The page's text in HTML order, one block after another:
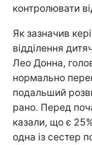
контролювати
Як зазначив
відділення
Лео Донна,
нормально
подальший
рано. Перед
казали, що є
одна із сестер